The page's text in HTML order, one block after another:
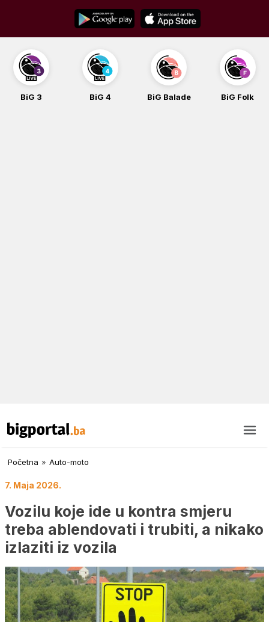
content
BiG 3 BiG 4 BiG Balade BiG Folk
Početna » Auto-moto
7. Maja 2026.
Vozilu koje ide u kontra smjeru
treba ablendovati i trubiti, a nikako
izlaziti iz vozila